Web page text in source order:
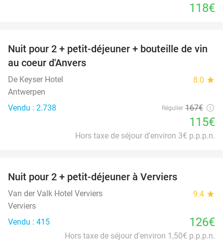
118€
31%
Nuit pour 2 + petit-déjeuner + bouteille de vin
au coeur d'Anvers
De Keyser Hotel 8.0 star
Antwerpen
Vendu : 2.738
Régulier 167€
115€
Hors taxe de séjour d'environ 3€ p.p.p.n.
Nuit pour 2 + petit-déjeuner à Verviers
Van der Valk Hotel Verviers 9.4 star
Verviers
Vendu : 415
126€
Hors taxe de séjour d'environ 1,50€ p.p.p.n.